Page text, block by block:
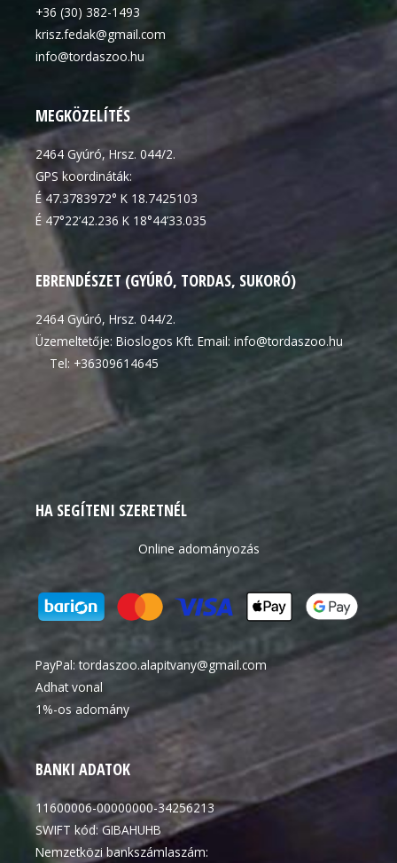
+36 (30) 382-1493
krisz.fedak@gmail.com
info@tordaszoo.hu
MEGKÖZELÍTÉS
2464 Gyúró, Hrsz. 044/2.
GPS koordináták:
É 47.3783972° K 18.7425103
É 47°22’42.236 K 18°44’33.035
EBRENDÉSZET (GYÚRÓ, TORDAS, SUKORÓ)
2464 Gyúró, Hrsz. 044/2.
Üzemeltetője: Bioslogos Kft. Email: info@tordaszoo.hu
Tel: +36309614645
HA SEGÍTENI SZERETNÉL
Online adományozás
PayPal:tordaszoo.alapitvany@gmail.com
Adhat vonal
1%-os adomány
BANKI ADATOK
11600006-00000000-34256213
SWIFT kód: GIBAHUHB
Nemzetközi bankszámlaszám: